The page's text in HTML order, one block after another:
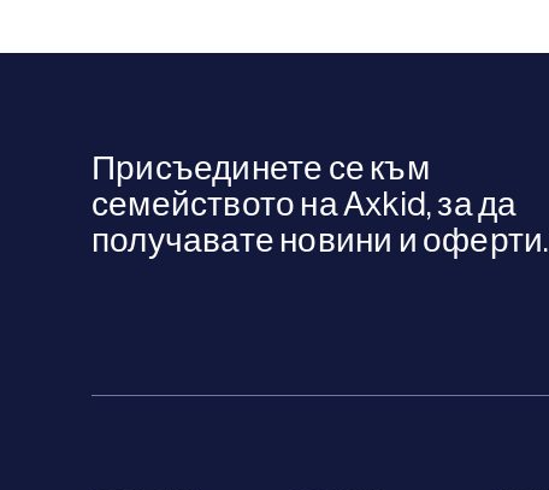
Присъединете се към
семейството на Axkid, за да
получавате новини и оферти.